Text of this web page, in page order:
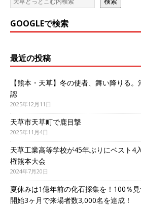
GOOGLEで検索
最近の投稿
【熊本・天草】冬の使者、舞い降りる
認
2025年12月11日
天草市天草町で鹿目撃
2025年11月4日
天草工業高等学校が45年ぶりにベスト4
権熊本大会
2024年7月20日
夏休みは1億年前の化石採集を！100％
開始3ヶ月で来場者数3,000名を達成！